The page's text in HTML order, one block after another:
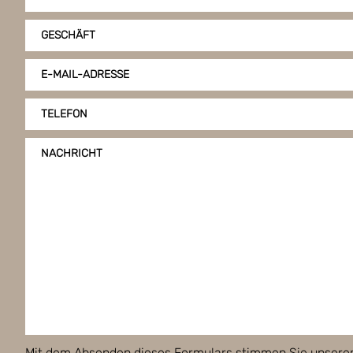
GESCHÄFT
E-MAIL-ADRESSE
TELEFON
NACHRICHT